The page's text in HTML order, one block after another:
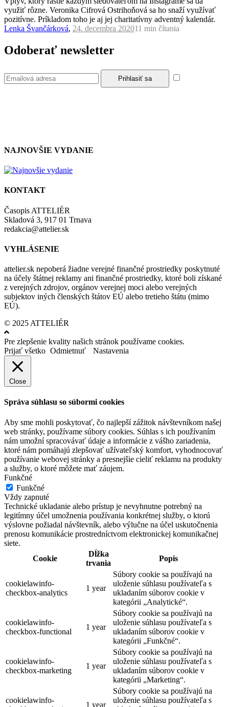
využiť rôzne. Veronika Cifrová Ostrihoňová sa ho snaží využívať
pozitívne. Príkladom toho je aj jej charitatívny adventný kalendár.
Lenka Švančárková, 24. decembra 202011 min čítania
Odoberať newsletter
NAJNOVŠIE VYDANIE
KONTAKT
Časopis ATTELIÉR
Skladová 3, 917 01 Trnava
redakcia@attelier.sk
VYHLÁSENIE
attelier.sk nepoberá žiadne verejné finančné prostriedky poskytnuté
na účely štátnej reklamy ani finančné prostriedky, ktoré boli získané
z verejných zdrojov, orgánov verejnej moci alebo verejných
subjektov iných členských štátov EÚ alebo tretieho štátu (mimo
EÚ).
© 2025 ATTELIÉR
Pre zlepšenie kvality našich stránok používame cookies.
Prijať všetko Odmietnuť Nastavenia
Close
Správa súhlasu so súbormi cookies
Aby sme mohli poskytovať, čo najlepší zážitok návštevníkom našej
web stránky, používame súbory cookies. Súhlas s ich používaním
nám umožní spracovávať údaje a informácie z vášho zariadenia,
ktoré nám pomáhajú zlepšovať užívateľský komfort, vyhodnocovať
používanie webovej stránky a presnejšie cieliť reklamu na produkty
a služby, o ktoré môžete mať záujem.
Funkčné
Funkčné
Vždy zapnuté
Technické ukladanie alebo prístup je nevyhnutne potrebný na
legitímny účel umožnenia používania konkrétnej služby, o ktorú
výslovne požiadal návštevník, alebo výlučne na účel uskutočnenia
prenosu komunikácie prostredníctvom elektronickej komunikačnej
siete.
Cookie
Dĺžka
trvania
Popis
cookielawinfo-
checkbox-analytics
1 year
Súbory cookie sa používajú na
uloženie súhlasu používateľa s
ukladaním súborov cookie v
kategórii „Analytické“.
cookielawinfo-
checkbox-functional
1 year
Súbory cookie sa používajú na
uloženie súhlasu používateľa s
ukladaním súborov cookie v
kategórii „Funkčné“.
cookielawinfo-
checkbox-marketing
1 year
Súbory cookie sa používajú na
uloženie súhlasu používateľa s
ukladaním súborov cookie v
kategórii „Marketing“.
cookielawinfo-
1 year
Súbory cookie sa používajú na
uloženie súhlasu používateľa s